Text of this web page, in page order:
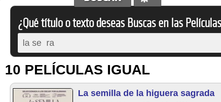
¿Qué título o texto deseas Buscas en las
10 PELÍCULAS IGUAL
La semilla de la higuera sagrada